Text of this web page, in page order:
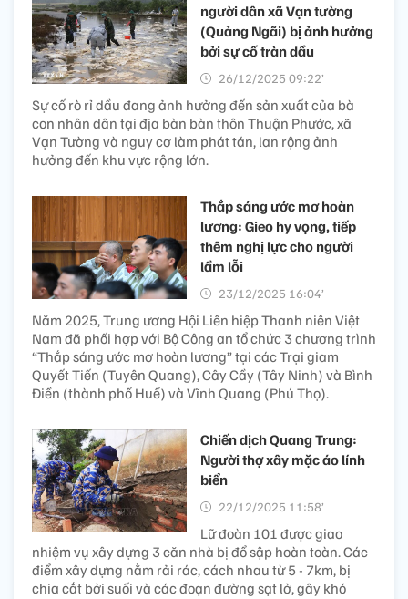
người dân xã Vạn tường
(Quảng Ngãi) bị ảnh hưởng
bởi sự cố tràn dầu
26/12/2025 09:22’
Sự cố rò rỉ dầu đang ảnh hưởng đến sản xuất của bà
con nhân dân tại địa bàn bàn thôn Thuận Phước, xã
Vạn Tường và nguy cơ làm phát tán, lan rộng ảnh
hưởng đến khu vực rộng lớn.
Thắp sáng ước mơ hoàn
lương: Gieo hy vọng, tiếp
thêm nghị lực cho người
lầm lỗi
23/12/2025 16:04’
Năm 2025, Trung ương Hội Liên hiệp Thanh niên Việt
Nam đã phối hợp với Bộ Công an tổ chức 3 chương trình
“Thắp sáng ước mơ hoàn lương” tại các Trại giam
Quyết Tiến (Tuyên Quang), Cây Cầy (Tây Ninh) và Bình
Điền (thành phố Huế) và Vĩnh Quang (Phú Thọ).
Chiến dịch Quang Trung:
Người thợ xây mặc áo lính
biển
22/12/2025 11:58’
Lữ đoàn 101 được giao
nhiệm vụ xây dựng 3 căn nhà bị đổ sập hoàn toàn. Các
điểm xây dựng nằm rải rác, cách nhau từ 5 - 7km, bị
chia cắt bởi suối và các đoạn đường sạt lở, gây khó